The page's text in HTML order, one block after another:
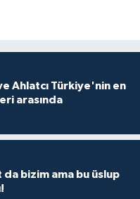
Ahlatcı Türkiye'nin en
arasında
da bizim ama bu üslup